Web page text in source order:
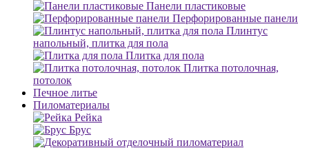
Панели пластиковые
Перфорированные панели
Плинтус
напольный, плитка для пола
Плитка для пола
Плитка потолочная,
потолок
Печное литье
Пиломатериалы
Рейка
Брус